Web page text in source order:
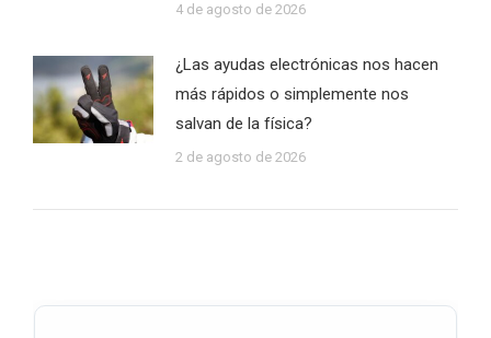
4 de agosto de 2026
¿Las ayudas electrónicas nos hacen
más rápidos o simplemente nos
salvan de la física?
2 de agosto de 2026